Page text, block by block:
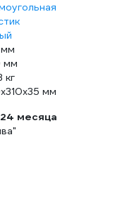
мм
кг
мм
месяца